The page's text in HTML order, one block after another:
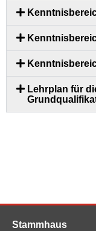
Lehrplan für
Stammhaus